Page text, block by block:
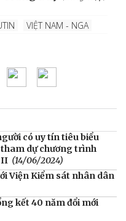
VIỆT NAM - NGA
có uy tín tiêu biểu
dự chương trình
II (14/06/2024)
Viện Kiểm sát nhân dân
kết 40 năm đổi mới